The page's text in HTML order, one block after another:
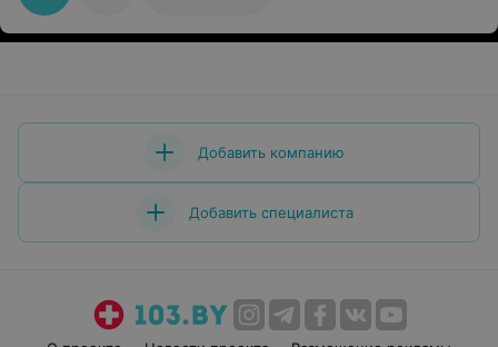
Добавить компанию
Добавить специалиста